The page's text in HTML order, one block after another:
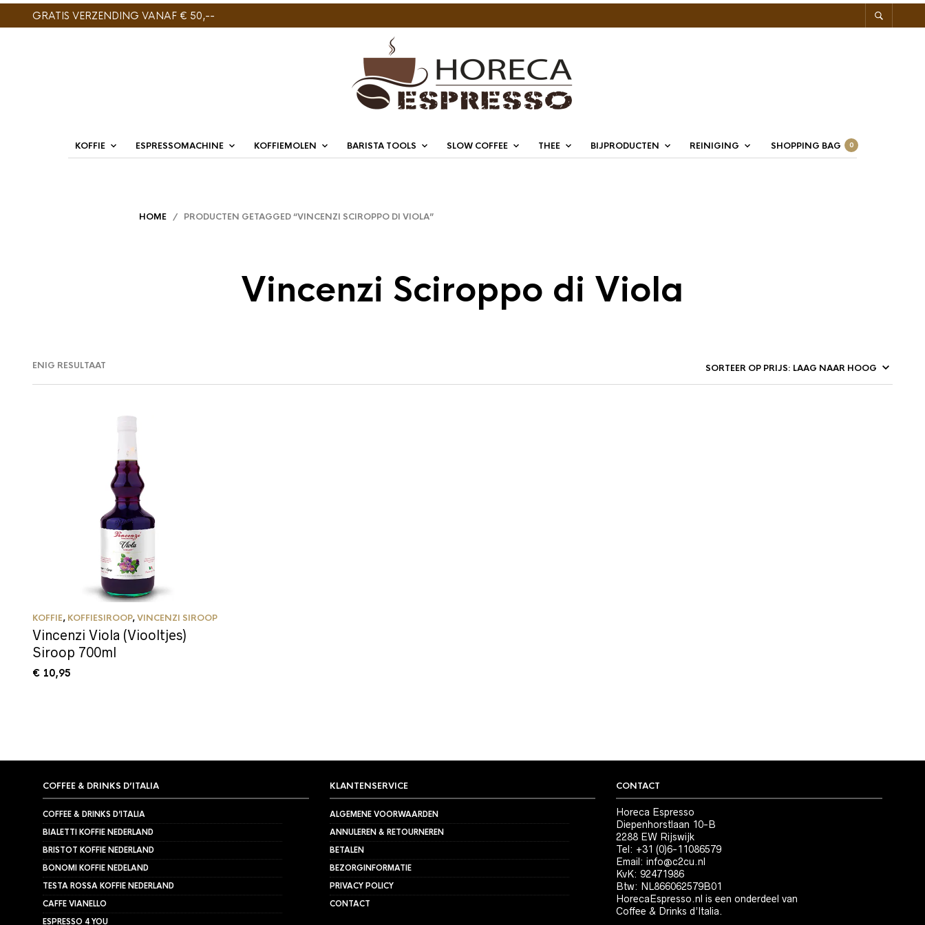
GRATIS VERZENDING VANAF € 50,--
KOFFIE ESPRESSOMACHINE KOFFIEMOLEN BARISTA TOOLS SLOW COFFEE THEE BIJPRODUCTEN REINIGING SHOPPING BAG 0
HOME / PRODUCTEN GETAGGED “VINCENZI SCIROPPO DI VIOLA”
Vincenzi Sciroppo di Viola
ENIG RESULTAAT
KOFFIE, KOFFIESIROOP,VINCENZI SIROOP
Vincenzi Viola (Viooltjes)
Siroop 700ml
€10,95
COFFEE & DRINKS D’ITALIA
COFFEE & DRINKS D’ITALIA
BIALETTI KOFFIE NEDERLAND
BRISTOT KOFFIE NEDERLAND
BONOMI KOFFIE NEDELAND
TESTA ROSSA KOFFIE NEDERLAND
CAFFE VIANELLO
ESPRESSO 4 YOU
KLANTENSERVICE
ALGEMENE VOORWAARDEN
ANNULEREN & RETOURNEREN
BETALEN
BEZORGINFORMATIE
PRIVACY POLICY
CONTACT
CONTACT
Horeca Espresso
Diepenhorstlaan 10-B
2288 EW Rijswijk
Tel: +31 (0)6-11086579
Email:info@c2cu.nl
KvK: 92471986
Btw: NL866062579B01
HorecaEspresso.nl is een onderdeel van
Coffee & Drinks d’Italia.